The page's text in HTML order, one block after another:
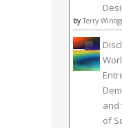
by Terry
and
of